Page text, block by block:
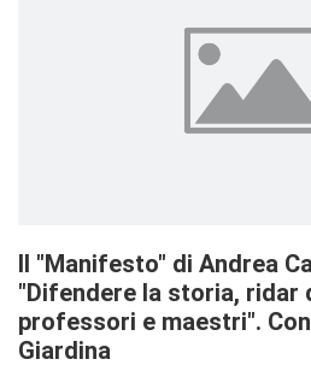
Il "Manifesto" di Andrea
"Difendere la storia, ridar
professori e maestri".
Giardina